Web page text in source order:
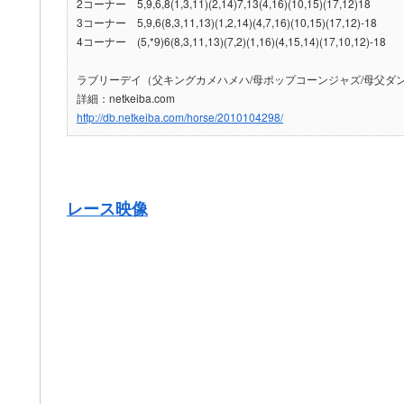
2コーナー 5,9,6,8(1,3,11)(2,14)7,13(4,16)(10,15)(17,12)18
3コーナー 5,9,6(8,3,11,13)(1,2,14)(4,7,16)(10,15)(17,12)-18
4コーナー (5,*9)6(8,3,11,13)(7,2)(1,16)(4,15,14)(17,10,12)-18
ラブリーデイ（父キングカメハメハ/母ポップコーンジャズ/母父ダ
詳細：netkeiba.com
http://db.netkeiba.com/horse/2010104298/
レース映像